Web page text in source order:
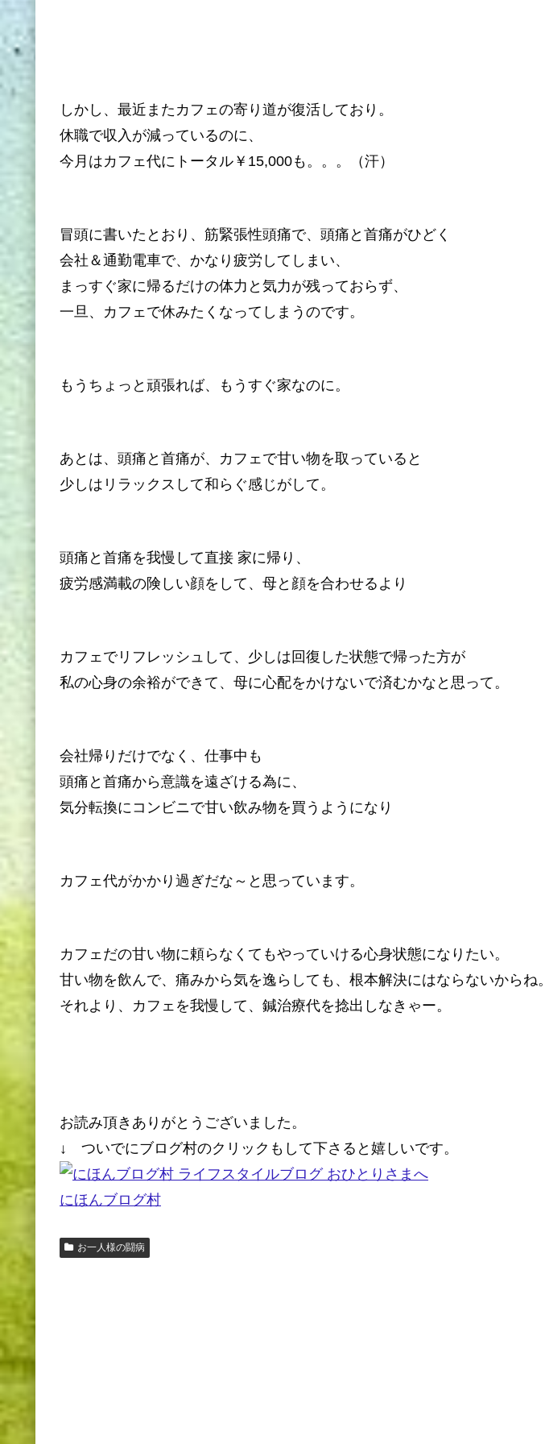
しかし、最近またカフェの寄り道が復活しており。
休職で収入が減っているのに、
今月はカフェ代にトータル￥15,000も。。。（汗）
冒頭に書いたとおり、筋緊張性頭痛で、頭痛と首痛がひどく
会社＆通勤電車で、かなり疲労してしまい、
まっすぐ家に帰るだけの体力と気力が残っておらず、
一旦、カフェで休みたくなってしまうのです。
もうちょっと頑張れば、もうすぐ家なのに。
あとは、頭痛と首痛が、カフェで甘い物を取っていると
少しはリラックスして和らぐ感じがして。
頭痛と首痛を我慢して直接 家に帰り、
疲労感満載の険しい顔をして、母と顔を合わせるより
カフェでリフレッシュして、少しは回復した状態で帰った方が
私の心身の余裕ができて、母に心配をかけないで済むかなと思って。
会社帰りだけでなく、仕事中も
頭痛と首痛から意識を遠ざける為に、
気分転換にコンビニで甘い飲み物を買うようになり
カフェ代がかかり過ぎだな～と思っています。
カフェだの甘い物に頼らなくてもやっていける心身状態になりたい。
甘い物を飲んで、痛みから気を逸らしても、根本解決にはならないからね。
それより、カフェを我慢して、鍼治療代を捻出しなきゃー。
お読み頂きありがとうございました。
↓ ついでにブログ村のクリックもして下さると嬉しいです。
にほんブログ村
お一人様の闘病